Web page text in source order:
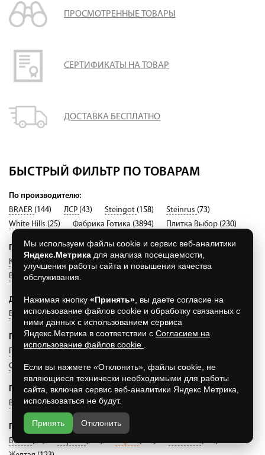
ПРОСМОТРЕННЫЕ ТОВАРЫ
СЕРТИФИКАТЫ НА ТОВАР
ДОСТАВКА БЕСПЛАТНО
БЫСТРЫЙ ФИЛЬТР ПО ТОВАРАМ
По производителю:
BRAER (144) ЛСР (43) Steingot (158) Steinrus (73)
White Hills (25) Фабрика Готика (3894) Плитка Выбор (230)
По материалу:
Клинкерная
Бетонная
Вибропрессованная
Другое:
Бордюры(4619) Круговая(4619) Новый город(4619)
По форме:
Прямоугольник(197) Классико(21)
Старый город(142) Ромб(14)
По коллекции:
Волна(0) Ландхаус(28) Листопад
По цвету:
Белая
Мы используем файлы cookie и сервис веб-аналитики
Яндекс.Метрика для анализа посещаемости,
улучшения работы сайта и повышения качества
обслуживания.
Нажимая кнопку «Принять» , вы даете согласие на
использование файлов cookie и обработку связанных с
ними данных с использованием сервиса
Яндекс.Метрика в соответствии с Согласием на
использование файлов cookie
Если вы нажмете «Отклонить», файлы cookie, не
являющиеся технически необходимыми для работы
сайта, включая сервис веб-аналитики Яндекс.Метрика,
использоваться не будут.
Принять Отклонить